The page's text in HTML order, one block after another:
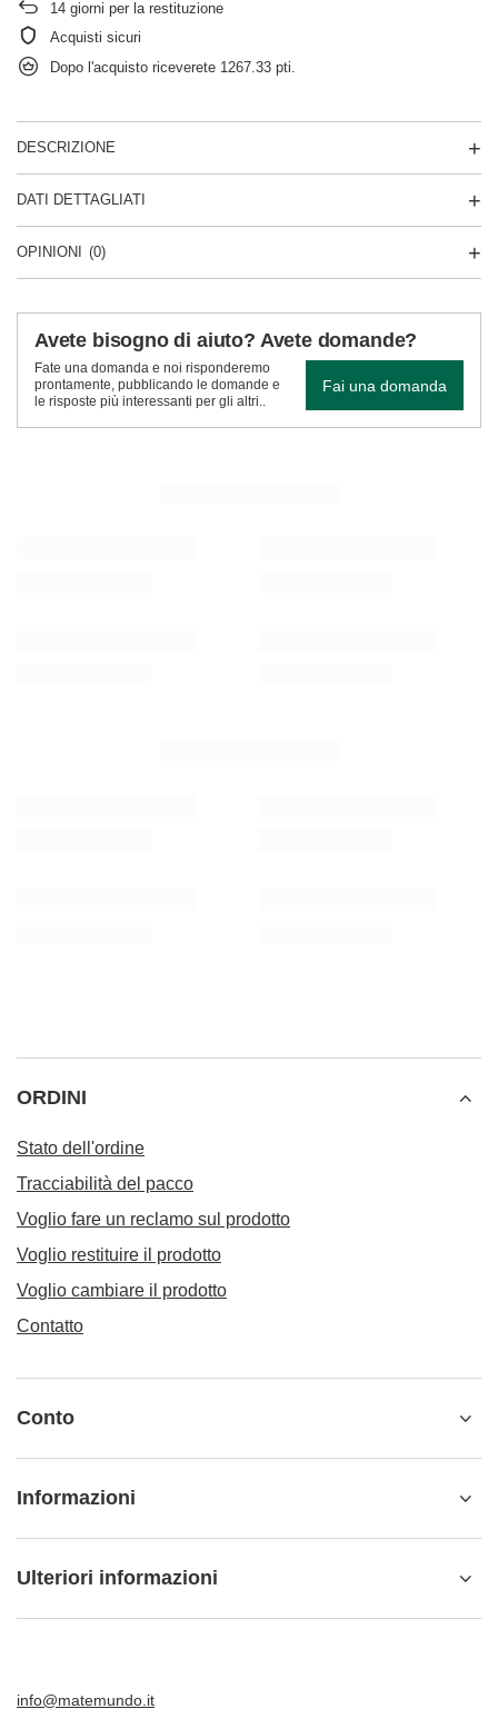
14 giorni per la restituzione
Acquisti sicuri
Dopo l'acquisto riceverete 1267.33 pti.
DESCRIZIONE
DATI DETTAGLIATI
OPINIONI (0)
Avete bisogno di aiuto? Avete domande?
Fate una domanda e noi risponderemo
prontamente, pubblicando le domande e
le risposte più interessanti per gli altri..
Fai una domanda
ORDINI
Stato dell'ordine
Tracciabilità del pacco
Voglio fare un reclamo sul prodotto
Voglio restituire il prodotto
Voglio cambiare il prodotto
Contatto
Conto
Informazioni
Ulteriori informazioni
info@matemundo.it